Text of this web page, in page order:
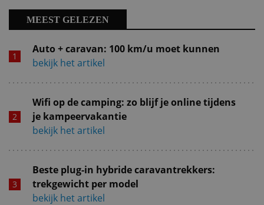
MEEST GELEZEN
Auto + caravan: 100 km/u moet kunnen
bekijk het artikel
Wifi op de camping: zo blijf je online tijdens
je kampeervakantie
bekijk het artikel
Beste plug-in hybride caravantrekkers:
trekgewicht per model
bekijk het artikel